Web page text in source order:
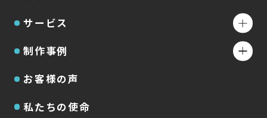
サービス
制作事例
お客様の声
私たちの使命